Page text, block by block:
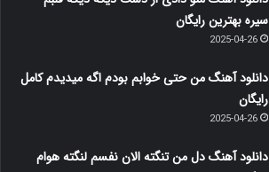
سیره بهترین رایگان
2025-04-26
دانلود آهنگ من حتی خوابم بودم اگه میدیدم کامل
رایگان
2025-04-26
دانلود آهنگ دل من تنگته الان نفسم لنگته هوام